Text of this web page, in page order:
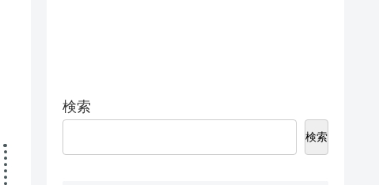
検索
検索